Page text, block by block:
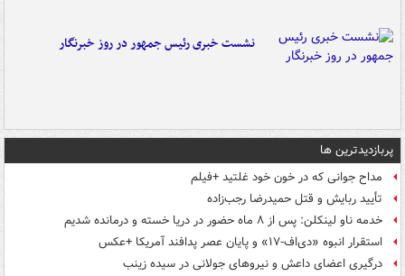
نشست خبری رئیس جمهور در روز خبرنگار
پربازدیدترین ها
مداح جوانی که در خون خود غلتید +فیلم
تأیید ربایش و قتل حمیدرضا رجب‌زاده
خدمه ناو لینکلن: پس از ۸ ماه حضور در دریا خسته و درمانده‌ شدیم
استقرار انبوه «دی‌اف‑۱۷» و پایان عصر پدافند آمریکا +عکس
درگیری اعضای داعش و نیروهای جولانی در سیده زینب